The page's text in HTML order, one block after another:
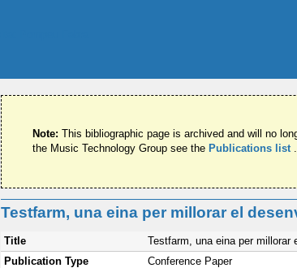
Note:This bibliographic page is archived and will no
the Music Technology Group see the Publications list .
Testfarm, una eina per millorar el
Title
Testfarm, una eina per millorar
Publication Type
Conference Paper